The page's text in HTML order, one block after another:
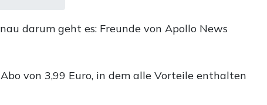
darum geht es: Freunde von Apollo News
von 3,99 Euro, in dem alle Vorteile enthalten